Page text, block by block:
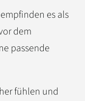
es als
dem
passende
fühlen und